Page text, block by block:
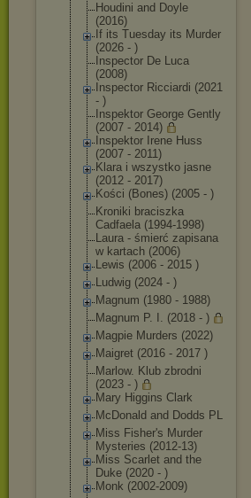
Houdini and Doyle
(2016)
If its Tuesday its Murder
(2026 - )
Inspector De Luca
(2008)
Inspector Ricciardi (2021
- )
Inspektor George Gently
(2007 - 2014)
Inspektor Irene Huss
(2007 - 2011)
Klara i wszystko jasne
(2012 - 2017)
Kości (Bones) (2005 - )
Kroniki braciszka
Cadfaela (1994-1998)
Laura - śmierć zapisana
w kartach (2006)
Lewis (2006 - 2015 )
Ludwig (2024 - )
Magnum (1980 - 1988)
Magnum P. I. (2018 - )
Magpie Murders (2022)
Maigret (2016 - 2017 )
Marlow. Klub zbrodni
(2023 - )
Mary Higgins Clark
McDonald and Dodds PL
Miss Fisher's Murder
Mysteries (2012-13)
Miss Scarlet and the
Duke (2020 - )
Monk (2002-2009)